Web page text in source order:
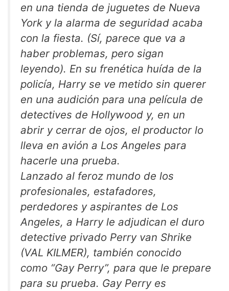
en una tienda de juguetes de Nueva
York y la alarma de seguridad acaba
con la fiesta. (Sí, parece que va a
haber problemas, pero sigan
leyendo). En su frenética huída de la
policía, Harry se ve metido sin querer
en una audición para una película de
detectives de Hollywood y, en un
abrir y cerrar de ojos, el productor lo
lleva en avión a Los Angeles para
hacerle una prueba.
Lanzado al feroz mundo de los
profesionales, estafadores,
perdedores y aspirantes de Los
Angeles, a Harry le adjudican el duro
detective privado Perry van Shrike
(VAL KILMER), también conocido
como “Gay Perry”, para que le prepare
para su prueba. Gay Perry es